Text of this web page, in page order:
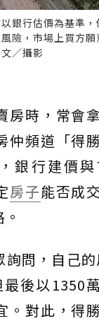
銀行估價為基準
險，市場上買方
／攝影
房時，常會
仲頻道「得
銀行建價
房子能否成
詢問，自己
後以1350
。對此，得